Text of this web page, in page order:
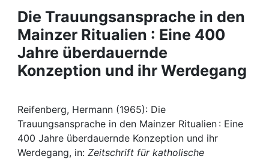
Projects
People
Institutions
Awards
My FIS
Die Trauungsansprache in den
Mainzer Ritualien : Eine 400
Jahre überdauernde
Konzeption und ihr Werdegang
Reifenberg, Hermann (1965): Die
Trauungsansprache in den Mainzer Ritualien : Eine
400 Jahre überdauernde Konzeption und ihr
Werdegang, in: Zeitschrift für katholische